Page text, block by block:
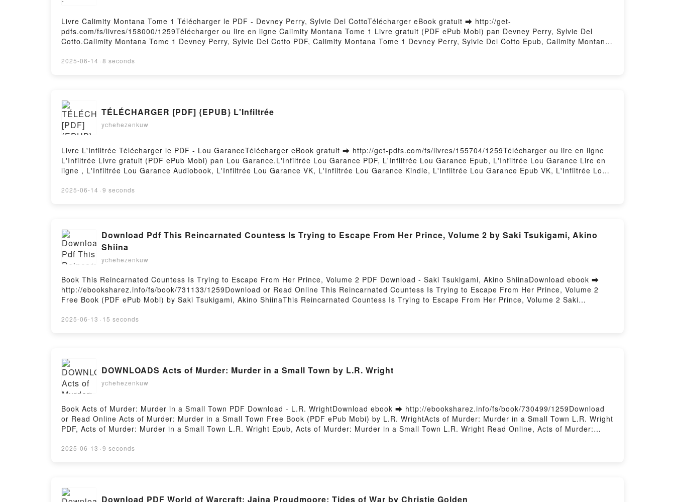
Livre Calimity Montana Tome 1 Télécharger le PDF - Devney Perry, Sylvie Del CottoTélécharger eBook gratuit ➡ http://get-
pdfs.com/fs/livres/158000/1259Télécharger ou lire en ligne Calimity Montana Tome 1 Livre gratuit (PDF ePub Mobi) pan Devney Perry, Sylvie Del
Cotto.Calimity Montana Tome 1 Devney Perry, Sylvie Del Cotto PDF, Calimity Montana Tome 1 Devney Perry, Sylvie Del Cotto Epub, Calimity Montana
Devney Perry, Sylvie Del Cotto VK, Calimity Montana Tome 1 Devney Perry, Sylvie Del Cotto Kindle, Calimity Montana Tome 1 Devney Perry, Sylvie Del
2025-06-14 · 8 seconds
TÉLÉCHARGER [PDF] {EPUB} L'Infiltrée
ychehezenkuw
Livre L'Infiltrée Télécharger le PDF - Lou GaranceTélécharger eBook gratuit ➡ http://get-pdfs.com/fs/livres/155704/1259Télécharger ou lire en ligne
L'Infiltrée Livre gratuit (PDF ePub Mobi) pan Lou Garance.L'Infiltrée Lou Garance PDF, L'Infiltrée Lou Garance Epub, L'Infiltrée Lou Garance Lire en
ligne , L'Infiltrée Lou Garance Audiobook, L'Infiltrée Lou Garance VK, L'Infiltrée Lou Garance Kindle, L'Infiltrée Lou Garance Epub VK, L'Infiltrée Lou
2025-06-14 · 9 seconds
Download Pdf This Reincarnated Countess Is Trying to Escape From Her Prince, Volume 2 by Saki Tsukigami, Akino
Shiina
ychehezenkuw
Book This Reincarnated Countess Is Trying to Escape From Her Prince, Volume 2 PDF Download - Saki Tsukigami, Akino ShiinaDownload ebook ➡
http://ebooksharez.info/fs/book/731133/1259Download or Read Online This Reincarnated Countess Is Trying to Escape From Her Prince, Volume 2
Free Book (PDF ePub Mobi) by Saki Tsukigami, Akino ShiinaThis Reincarnated Countess Is Trying to Escape From Her Prince, Volume 2 Saki
Reincarnated Countess Is Trying to Escape From Her Prince, Volume 2 Saki Tsukigami, Akino Shiina Read Online, This Reincarnated Countess Is
Countess Is Trying to Escape From Her Prince, Volume 2 Saki Tsukigami, Akino Shiina Free DownloadPowered by Firstory Hosting
2025-06-13 · 15 seconds
DOWNLOADS Acts of Murder: Murder in a Small Town by L.R. Wright
ychehezenkuw
Book Acts of Murder: Murder in a Small Town PDF Download - L.R. WrightDownload ebook ➡ http://ebooksharez.info/fs/book/730499/1259Download
or Read Online Acts of Murder: Murder in a Small Town Free Book (PDF ePub Mobi) by L.R. WrightActs of Murder: Murder in a Small Town L.R. Wright
PDF, Acts of Murder: Murder in a Small Town L.R. Wright Epub, Acts of Murder: Murder in a Small Town L.R. Wright Read Online, Acts of Murder:
Wright Kindle, Acts of Murder: Murder in a Small Town L.R. Wright Epub VK, Acts of Murder: Murder in a Small Town L.R. Wright Free
2025-06-13 · 9 seconds
Download PDF World of Warcraft: Jaina Proudmoore: Tides of War by Christie Golden